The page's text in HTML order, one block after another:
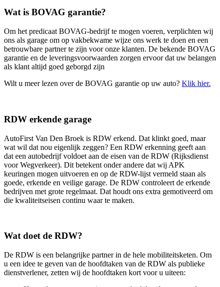
Wat is BOVAG garantie?
Om het predicaat BOVAG-bedrijf te mogen voeren, verplichten wij
ons als garage om op vakbekwame wijze ons werk te doen en een
betrouwbare partner te zijn voor onze klanten. De bekende BOVAG
garantie en de leveringsvoorwaarden zorgen ervoor dat uw belangen
als klant altijd goed geborgd zijn
Wilt u meer lezen over de BOVAG garantie op uw auto? Klik hier.
RDW erkende garage
AutoFirst Van Den Broek is RDW erkend. Dat klinkt goed, maar
wat wil dat nou eigenlijk zeggen? Een RDW erkenning geeft aan
dat een autobedrijf voldoet aan de eisen van de RDW (Rijksdienst
voor Wegverkeer). Dit betekent onder andere dat wij APK
keuringen mogen uitvoeren en op de RDW-lijst vermeld staan als
goede, erkende en veilige garage. De RDW controleert de erkende
bedrijven met grote regelmaat. Dat houdt ons extra gemotiveerd om
die kwaliteitseisen continu waar te maken.
Wat doet de RDW?
De RDW is een belangrijke partner in de hele mobiliteitsketen. Om
u een idee te geven van de hoofdtaken van de RDW als publieke
dienstverlener, zetten wij de hoofdtaken kort voor u uiteen: